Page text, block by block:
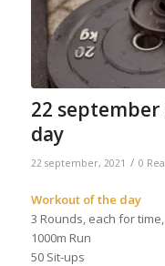
22
day
22 september, 2021 / 0
Workout of the day
3 Rounds, each for
1000m Run
50 Sit-ups